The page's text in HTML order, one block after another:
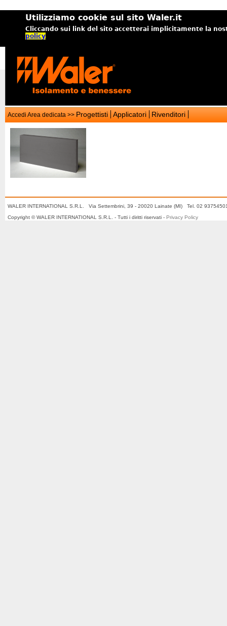
Utilizziamo cookie sul sito Waler.it
Cliccando sui link del sito accetterai implicitamente la
policy
Accedi Area dedicata >> Progettisti Applicatori Rivenditori
WALER INTERNATIONAL S.R.L. Via Settembrini, 39 - 20020 Lainate (MI) Tel. 02
Copyright © WALER INTERNATIONAL S.R.L. - Tutti i diritti riservati - Privacy Policy